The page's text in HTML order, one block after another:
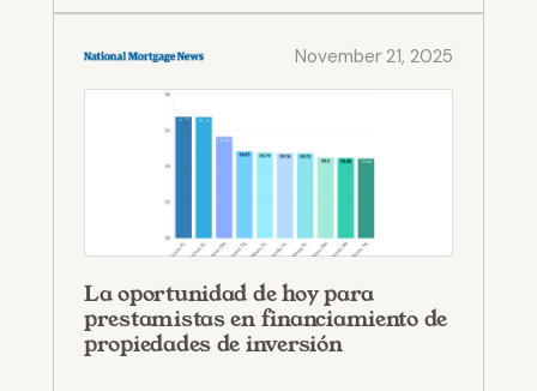
November 21, 2025
La oportunidad de hoy para
prestamistas en financiamiento de
propiedades de inversión